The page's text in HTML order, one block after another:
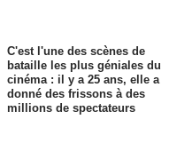
C'est l'une des scènes de
bataille les plus géniales du
cinéma : il y a 25 ans, elle a
donné des frissons à des
millions de spectateurs